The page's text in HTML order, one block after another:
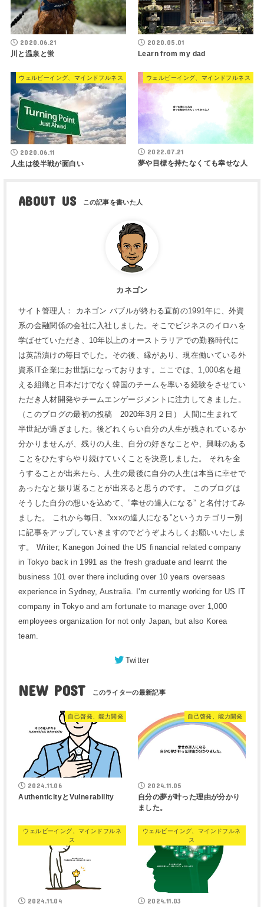
2020.06.21
川と温泉と蛍
2020.05.01
Learn from my dad
ウェルビーイング、マインドフルネス
2020.06.11
人生は後半戦が面白い
ウェルビーイング、マインドフルネス
2022.07.21
夢や目標を持たなくても幸せな人
ABOUT US
カネゴン
サイト管理人： カネゴン バブルが終わる直前の1991年に、外資
系の金融関係の会社に入社しました。そこでビジネスのイロハを
学ばせていただき、10年以上のオーストラリアでの勤務時代に
は英語漬けの毎日でした。その後、縁があり、現在働いている外
資系IT企業にお世話になっております。ここでは、1,000名を超
える組織と日本だけでなく韓国のチームを率いる経験をさせてい
ただき人材開発やチームエンゲージメントに注力してきました。
（このブログの最初の投稿 2020年3月２日） 人間に生まれて
半世紀が過ぎました。後どれくらい自分の人生が残されているか
分かりませんが、残りの人生、自分の好きなことや、興味のある
ことをひたすらやり続けていくことを決意しました。 それを全
うすることが出来たら、人生の最後に自分の人生は本当に幸せで
あったなと振り返ることが出来ると思うのです。 このブログは
そうした自分の想いを込めて、”幸せの達人になる” と名付けてみ
ました。 これから毎日、”xxxの達人になる”というカテゴリー別
に記事をアップしていきますのでどうぞよろしくお願いいたしま
す。 Writer; Kanegon Joined the US financial related company
in Tokyo back in 1991 as the fresh graduate and learnt the
business 101 over there including over 10 years overseas
experience in Sydney, Australia. I'm currently working for US IT
company in Tokyo and am fortunate to manage over 1,000
employees organization for not only Japan, but also Korea
team.
Twitter
NEW POST
自己啓発、能力開発
2024.11.06
AuthenticityとVulnerability
自己啓発、能力開発
2024.11.05
自分の夢が叶った理由が分かり
ました。
ウェルビーイング、マインドフルネ
ス
2024.11.04
ウェルビーイング、マインドフルネ
ス
2024.11.03